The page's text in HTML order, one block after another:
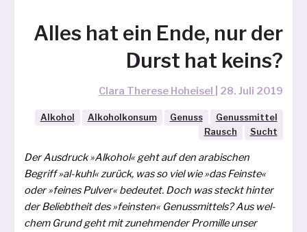
Alles hat ein Ende, nur der
Durst hat keins?
Clara Therese Hoheisel 28. Juli 2019
Alkohol Alkoholkonsum Genuss
Genussmittel
Rausch
Sucht
Der Ausdruck »Alkohol« geht auf den ara­bi­schen
Begriff »al-kuhl« zurück, was so viel wie »das Feinste«
oder »fei­nes Pulver« bedeu­tet. Doch was steckt hin­ter
der Beliebtheit des »feins­ten« Genussmittels? Aus wel­
chem Grund geht mit zuneh­men­der Promille unser